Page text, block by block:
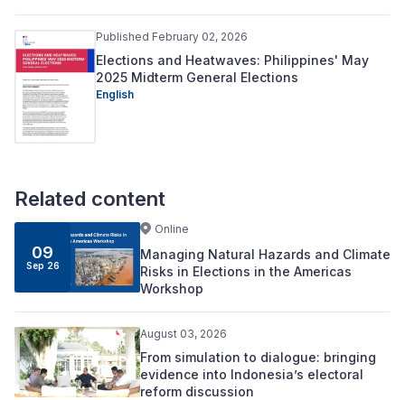
Published February 02, 2026
Elections and Heatwaves: Philippines' May
2025 Midterm General Elections
English
Related content
09
Sep 26
Online
Managing Natural Hazards and Climate
Risks in Elections in the Americas
Workshop
August 03, 2026
From simulation to dialogue: bringing
evidence into Indonesia’s electoral
reform discussion